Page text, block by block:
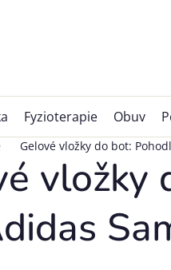
Fyzioterapie Obuv
Gelové vložky do bot:
vložky